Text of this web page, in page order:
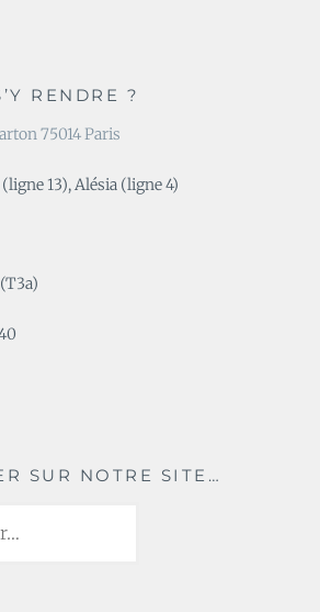
RENDRE ?
75014 Paris
(ligne 13), Alésia (ligne 4)
SUR NOTRE SITE…